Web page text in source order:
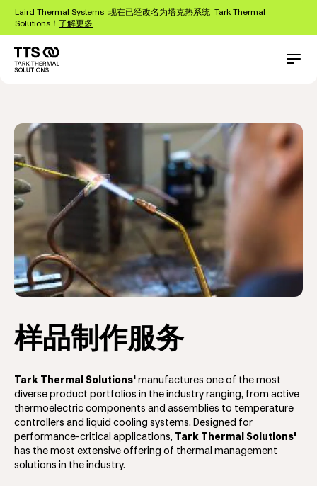
到
Laird Thermal Systems 现在已经改名为塔克热系统 Tark Thermal
Solutions！ 了解更多
热管理服务
样品制作服务
Tark Thermal Solutions' manufactures one of the most
diverse product portfolios in the industry ranging, from active
thermoelectric components and assemblies to temperature
controllers and liquid cooling systems. Designed for
performance-critical applications,
Tark Thermal Solutions'
has the most extensive offering of thermal management
solutions in the industry.